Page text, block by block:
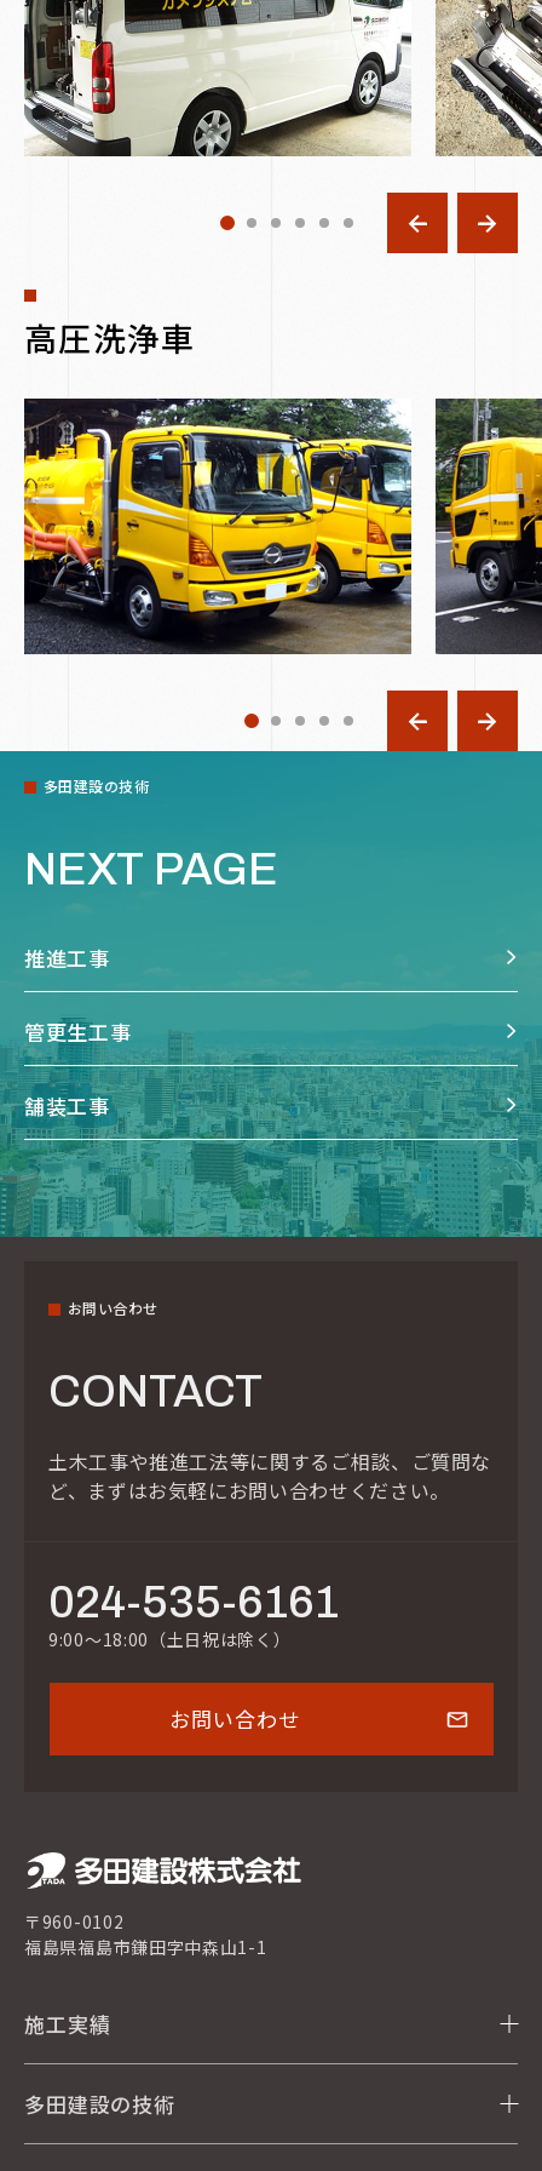
高圧洗浄車
多田建設の技術
NEXT PAGE
推進工事
管更生工事
舗装工事
お問い合わせ
CONTACT
土木工事や推進工法等に関するご相談、ご質問な
ど、 まずはお気軽にお問い合わせください。
024-535-6161
9:00～18:00（土日祝は除く）
お問い合わせ
〒960-0102
福島県福島市鎌田字中森山1-1
施工実績
多田建設の技術